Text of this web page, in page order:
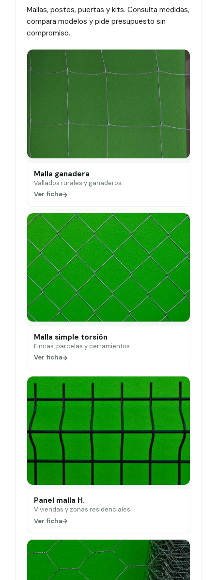
Mallas, postes, puertas y kits. Consulta medidas,
compara modelos y pide presupuesto sin
compromiso.
Malla ganadera
Vallados rurales y ganaderos.
Ver ficha
Malla simple torsión
Fincas, parcelas y cerramientos.
Ver ficha
Panel malla H.
Viviendas y zonas residenciales.
Ver ficha